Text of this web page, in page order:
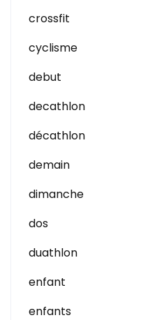
crossfit
cyclisme
debut
decathlon
décathlon
demain
dimanche
dos
duathlon
enfant
enfants